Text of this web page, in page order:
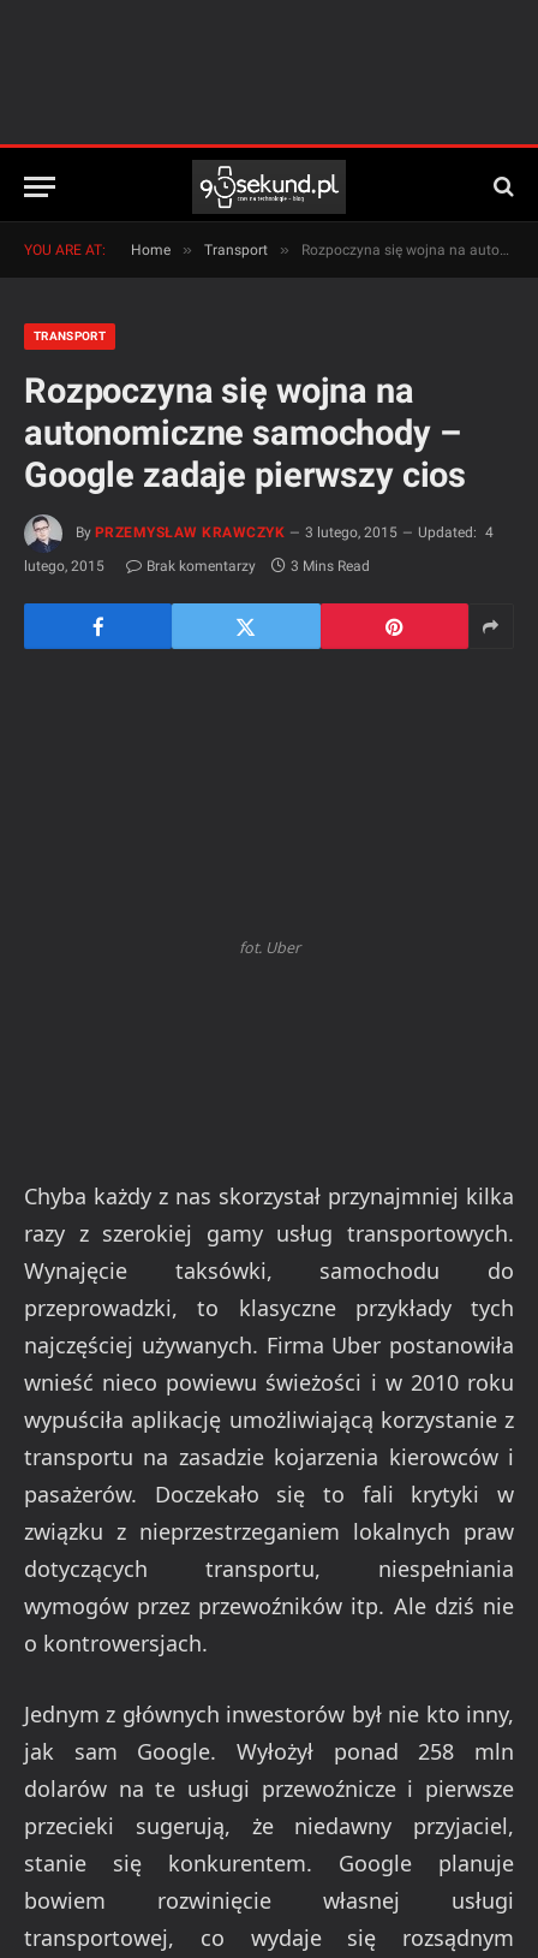
YOU ARE AT: Home » Transport » Rozpoczyna się wojna na autonomiczne samochody – Google zadaje pierwszy cios
TRANSPORT
Rozpoczyna się wojna na
autonomiczne samochody –
Google zadaje pierwszy cios
By PRZEMYSŁAW KRAWCZYK 3 lutego, 2015 Updated: 4
lutego, 2015
Brak komentarzy 3 Mins Read
fot. Uber
Chyba każdy z nas skorzystał przynajmniej kilka
razy z szerokiej gamy usług transportowych.
Wynajęcie taksówki, samochodu do
przeprowadzki, to klasyczne przykłady tych
najczęściej używanych. Firma Uber postanowiła
wnieść nieco powiewu świeżości i w 2010 roku
wypuściła aplikację umożliwiającą korzystanie z
transportu na zasadzie kojarzenia kierowców i
pasażerów. Doczekało się to fali krytyki w
związku z nieprzestrzeganiem lokalnych praw
dotyczących transportu, niespełniania
wymogów przez przewoźników itp. Ale dziś nie
o kontrowersjach.
Jednym z głównych inwestorów był nie kto inny,
jak sam Google. Wyłożył ponad 258 mln
dolarów na te usługi przewoźnicze i pierwsze
przecieki sugerują, że niedawny przyjaciel,
stanie się konkurentem. Google planuje
bowiem rozwinięcie własnej usługi
transportowej, co wydaje się rozsądnym